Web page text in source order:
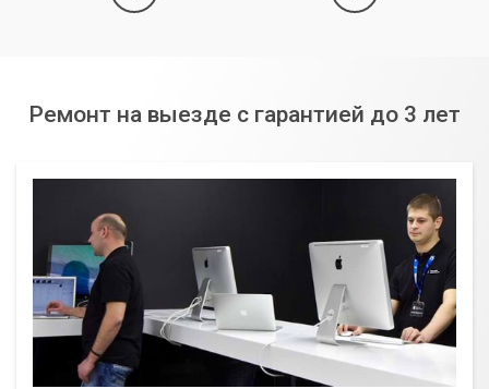
Ремонт на выезде с гарантией до 3 лет